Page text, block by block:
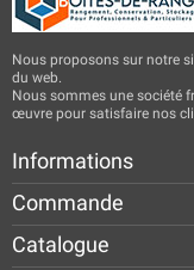
Nous proposons sur notre
du web.
Nous sommes une société
œuvre pour satisfaire nos
Informations
Commande
Catalogue